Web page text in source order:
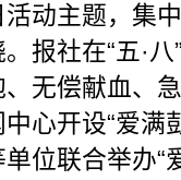
动主题，集
报社在“五·
无偿献血、
中心开设“爱
位联合举办